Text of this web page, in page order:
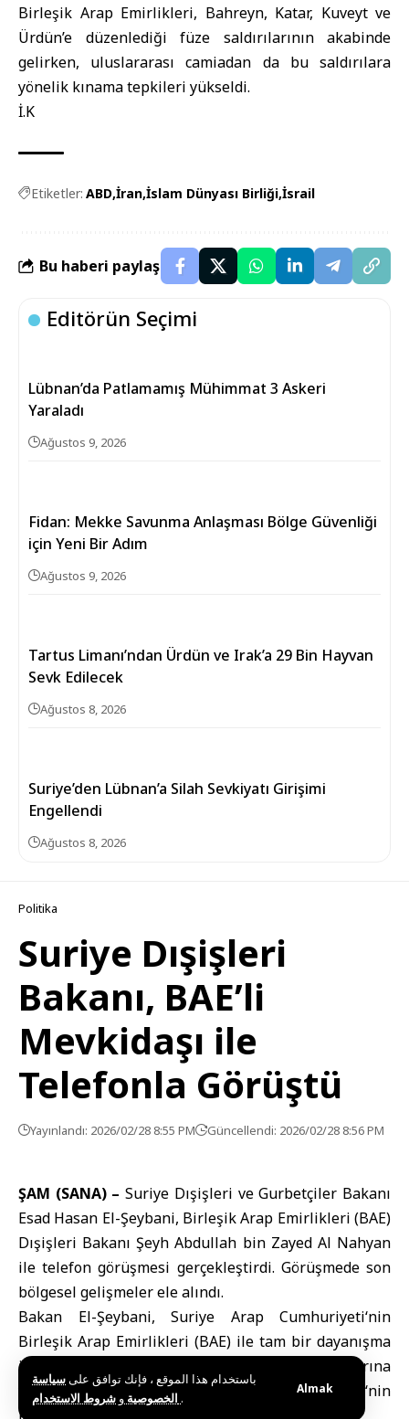
باستخدام هذا الموقع ، فإنك توافق علىسياسة
الخصوصية و .
Almak
Birleşik Arap Emirlikleri, Bahreyn, Katar, Kuveyt ve
Ürdün’e düzenlediği füze saldırılarının akabinde
gelirken, uluslararası camiadan da bu saldırılara
yönelik kınama tepkileri yükseldi.
İ.K
Etiketler: ABD İran İslam Dünyası Birliği İsrail
Bu haberi paylaş
Editörün Seçimi
Lübnan’da Patlamamış Mühimmat 3 Askeri
Yaraladı
Ağustos 9, 2026
Fidan: Mekke Savunma Anlaşması Bölge Güvenliği
için Yeni Bir Adım
Ağustos 9, 2026
Tartus Limanı’ndan Ürdün ve Irak’a 29 Bin Hayvan
Sevk Edilecek
Ağustos 8, 2026
Suriye’den Lübnan’a Silah Sevkiyatı Girişimi
Engellendi
Ağustos 8, 2026
Politika
Suriye Dışişleri
Bakanı, BAE’li
Mevkidaşı ile
Telefonla Görüştü
Yayınlandı: 2026/02/28 8:55 PM Güncellendi: 2026/02/28 8:56 PM
ŞAM (SANA) –Suriye Dışişleri ve Gurbetçiler Bakanı
Esad Hasan El-Şeybani, Birleşik Arap Emirlikleri (BAE)
Dışişleri Bakanı Şeyh Abdullah bin Zayed Al Nahyan
ile telefon görüşmesi gerçekleştirdi. Görüşmede son
bölgesel gelişmeler ele alındı.
Bakan El-Şeybani, Suriye Arap Cumhuriyeti‘nin
Birleşik Arap Emirlikleri (BAE) ile tam bir dayanışma
içinde olduğunu vurgulayarak, Emirlik topraklarına
yönelikİran saldırılarını şiddetle kınadı veSuriye ‘nin